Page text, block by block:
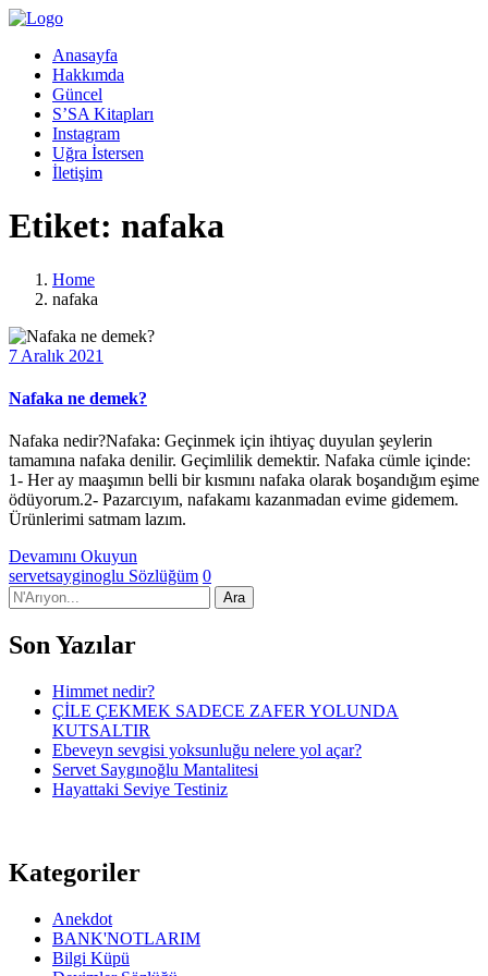
Anasayfa
Hakkımda
Güncel
S’SA Kitapları
Instagram
Uğra İstersen
İletişim
Etiket: nafaka
Home
nafaka
7 Aralık 2021
Nafaka ne demek?
Nafaka nedir?Nafaka: Geçinmek için ihtiyaç duyulan şeylerin
tamamına nafaka denilir. Geçimlilik demektir. Nafaka cümle içinde:
1- Her ay maaşımın belli bir kısmını nafaka olarak boşandığım eşime
ödüyorum.2- Pazarcıyım, nafakamı kazanmadan evime gidemem.
Ürünlerimi satmam lazım.
Devamını Okuyun
servetsayginoglu Sözlüğüm 0
Son Yazılar
Himmet nedir?
ÇİLE ÇEKMEK SADECE ZAFER YOLUNDA
KUTSALTIR
Ebeveyn sevgisi yoksunluğu nelere yol açar?
Servet Saygınoğlu Mantalitesi
Hayattaki Seviye Testiniz
Kategoriler
Anekdot
BANK'NOTLARIM
Bilgi Küpü